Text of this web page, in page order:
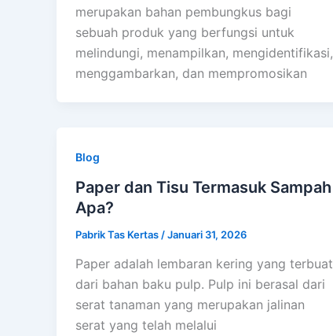
merupakan bahan pembungkus bagi
sebuah produk yang berfungsi untuk
melindungi, menampilkan, mengidentifikasi,
menggambarkan, dan mempromosikan
Blog
Paper dan Tisu Termasuk Sampah
Apa?
Pabrik Tas Kertas /Januari 31, 2026
Paper adalah lembaran kering yang terbuat
dari bahan baku pulp. Pulp ini berasal dari
serat tanaman yang merupakan jalinan
serat yang telah melalui